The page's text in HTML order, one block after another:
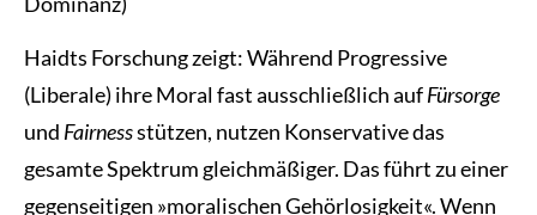
Haidts Forschung zeigt: Während Progressive
(Liberale) ihre Moral fast ausschließlich aufFürsorge
und Fairnessstützen, nutzen Konservative das
gesamte Spektrum gleichmäßiger. Das führt zu einer
gegenseitigen »moralischen Gehörlosigkeit«. Wenn